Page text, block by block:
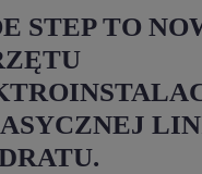
STEP TO